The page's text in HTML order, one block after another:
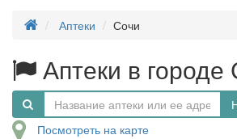
Аптеки Сочи
Аптеки в городе
Посмотреть на карте